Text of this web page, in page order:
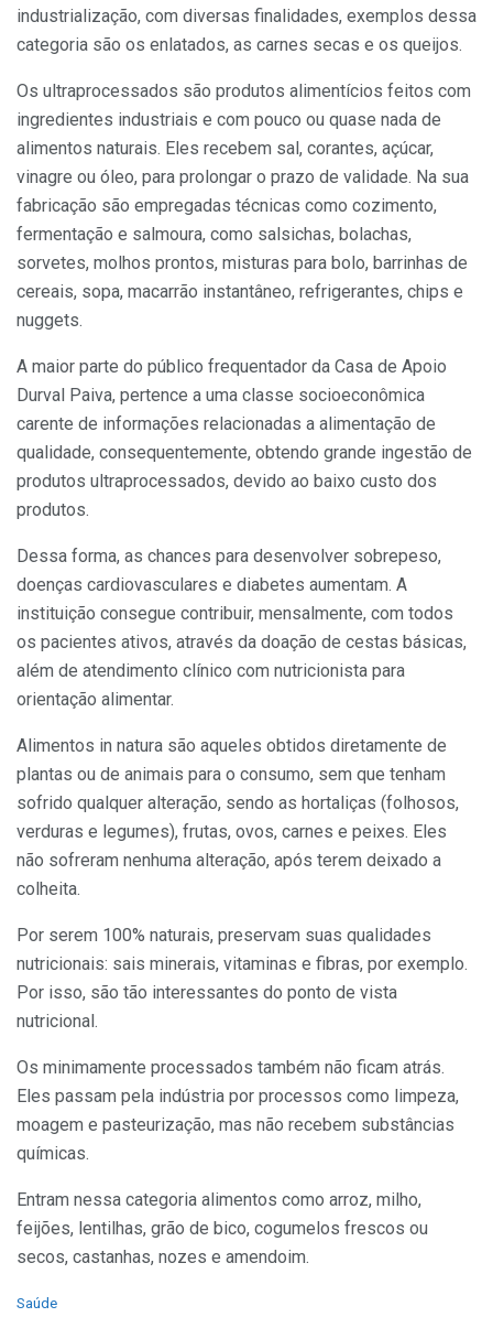
industrialização, com diversas finalidades, exemplos dessa
categoria são os enlatados, as carnes secas e os queijos.
Os ultraprocessados são produtos alimentícios feitos com
ingredientes industriais e com pouco ou quase nada de
alimentos naturais. Eles recebem sal, corantes, açúcar,
vinagre ou óleo, para prolongar o prazo de validade. Na sua
fabricação são empregadas técnicas como cozimento,
fermentação e salmoura, como salsichas, bolachas,
sorvetes, molhos prontos, misturas para bolo, barrinhas de
cereais, sopa, macarrão instantâneo, refrigerantes, chips e
nuggets.
A maior parte do público frequentador da Casa de Apoio
Durval Paiva, pertence a uma classe socioeconômica
carente de informações relacionadas a alimentação de
qualidade, consequentemente, obtendo grande ingestão de
produtos ultraprocessados, devido ao baixo custo dos
produtos.
Dessa forma, as chances para desenvolver sobrepeso,
doenças cardiovasculares e diabetes aumentam. A
instituição consegue contribuir, mensalmente, com todos
os pacientes ativos, através da doação de cestas básicas,
além de atendimento clínico com nutricionista para
orientação alimentar.
Alimentos in natura são aqueles obtidos diretamente de
plantas ou de animais para o consumo, sem que tenham
sofrido qualquer alteração, sendo as hortaliças (folhosos,
verduras e legumes), frutas, ovos, carnes e peixes. Eles
não sofreram nenhuma alteração, após terem deixado a
colheita.
Por serem 100% naturais, preservam suas qualidades
nutricionais: sais minerais, vitaminas e fibras, por exemplo.
Por isso, são tão interessantes do ponto de vista
nutricional.
Os minimamente processados também não ficam atrás.
Eles passam pela indústria por processos como limpeza,
moagem e pasteurização, mas não recebem substâncias
químicas.
Entram nessa categoria alimentos como arroz, milho,
feijões, lentilhas, grão de bico, cogumelos frescos ou
secos, castanhas, nozes e amendoim.
C
Saúde